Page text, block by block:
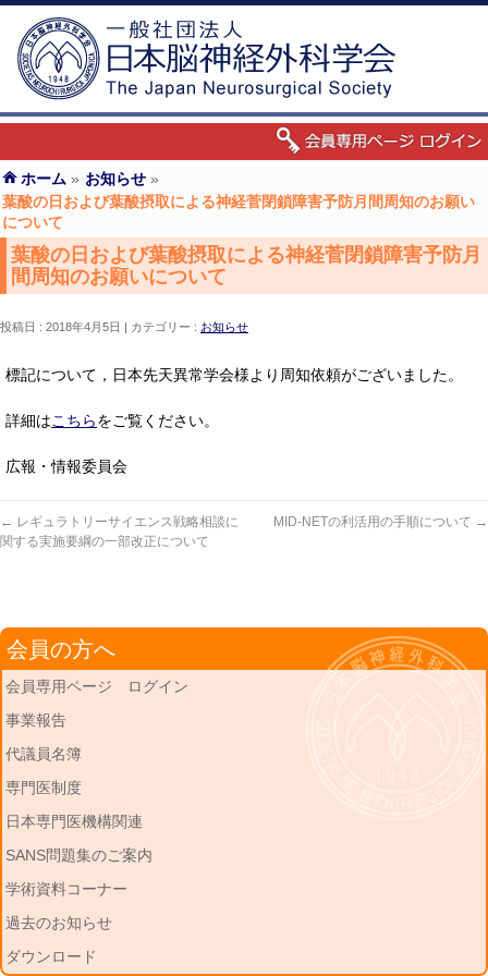
ホーム » お知らせ »
葉酸の日および葉酸摂取による神経菅閉鎖障害予防月間周知のお願い
について
葉酸の日および葉酸摂取による神経菅閉鎖障害予防月
間周知のお願いについて
投稿日 : 2018年4月5日 カテゴリー : お知らせ
標記について，日本先天異常学会様より周知依頼がございました。
詳細はこちらをご覧ください。
広報・情報委員会
← レギュラトリーサイエンス戦略相談に
関する実施要綱の一部改正について
MID-NETの利活用の手順について →
会員の方へ
会員専用ページ ログイン
事業報告
代議員名簿
専門医制度
日本専門医機構関連
SANS問題集のご案内
学術資料コーナー
過去のお知らせ
ダウンロード